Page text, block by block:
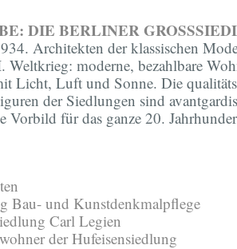
DIE BERLINER
Architekten der klassischen
moderne, bezahlbare
Licht, Luft und Sonne. Die
der Siedlungen sind
Vorbild für das ganze 20.
Bau- und Kunstdenkmalpflege
Carl Legien
der Hufeisensiedlung